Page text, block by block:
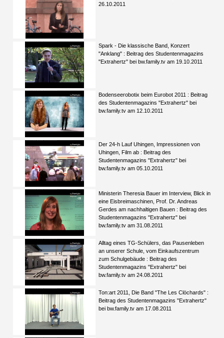
26.10.2011
Spark - Die klassische Band, Konzert
"Anklang" : Beitrag des Studentenmagazins
"Extrahertz" bei bw.family.tv am 19.10.2011
Bodenseerobotix beim Eurobot 2011 : Beitrag
des Studentenmagazins "Extrahertz" bei
bw.family.tv am 12.10.2011
Der 24-h Lauf Uhingen, Impressionen von
Uhingen, Film ab : Beitrag des
Studentenmagazins "Extrahertz" bei
bw.family.tv am 05.10.2011
Ministerin Theresia Bauer im Interview, Blick in
eine Eisbreimaschinen, Prof. Dr. Andreas
Gerdes am nachhaltigen Bauen : Beitrag des
Studentenmagazins "Extrahertz" bei
bw.family.tv am 31.08.2011
Alltag eines TG-Schülers, das Pausenleben
an unserer Schule, vom Einkaufszentrum
zum Schulgebäude : Beitrag des
Studentenmagazins "Extrahertz" bei
bw.family.tv am 24.08.2011
Ton:art 2011, Die Band "The Les Clöchards" :
Beitrag des Studentenmagazins "Extrahertz"
bei bw.family.tv am 17.08.2011